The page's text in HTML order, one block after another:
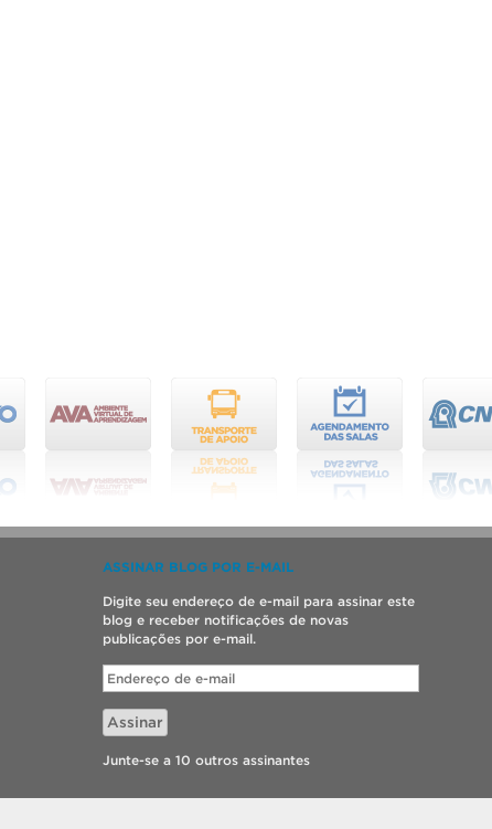
ASSINAR BLOG POR E-MAIL
Digite seu endereço de e-mail para assinar este
blog e receber notificações de novas
publicações por e-mail.
Endereço
de
e-
mail
Assinar
Junte-se a 10 outros assinantes